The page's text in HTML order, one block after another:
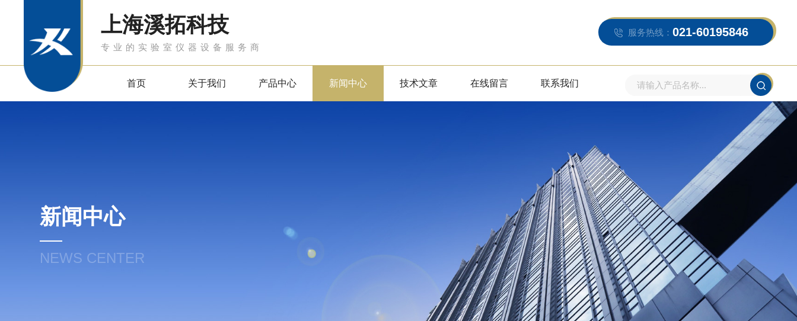
上海溪拓科技
专业的实验室仪器设备服务商
服务热线： 021-60195846
首页 关于我们 产品中心 新闻中心 技术文章 在线留言 联系我们
新闻中心
NEWS CENTER